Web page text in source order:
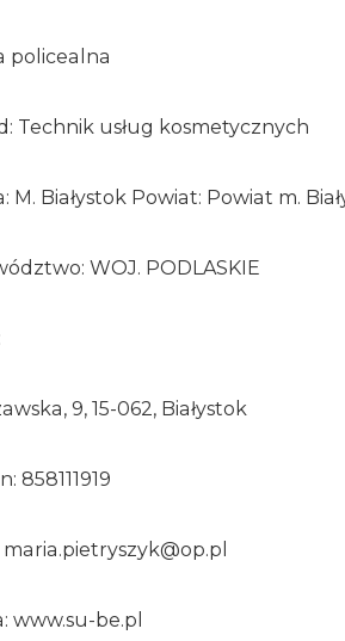
policealna
Technik usług kosmetycznych
M. Białystok Powiat: Powiat m.
WOJ. PODLASKIE
9, 15-062, Białystok
858111919
www.su-be.pl